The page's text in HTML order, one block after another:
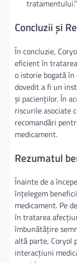
tratamentului.”
Concluzii și
În concluzie,
eficient în
o istorie bogată
dovedit a fi un
și pacienților. În
riscurile asociate
recomandări
medicament.
Rezumatul
Înainte de a
înțelegem
medicament. Pe
în tratarea
îmbunătățire
altă parte, Coryol
interacțiuni